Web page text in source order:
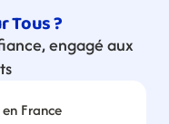
Tous ?
engagé aux
France